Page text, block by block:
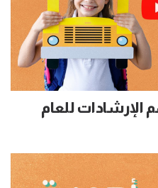
الإرشادات للعام